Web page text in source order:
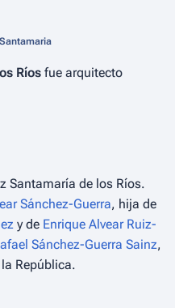
Ríos fue arquitecto
Santamaría de los Ríos.
Sánchez-Guerra, hija de
y de Enrique Alvear Ruiz-
Sánchez-Guerra Sainz,
República.